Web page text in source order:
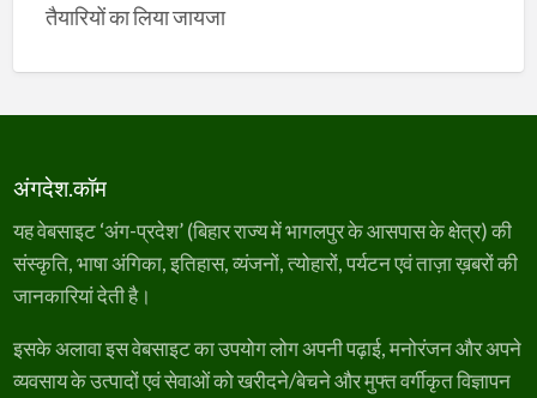
तैयारियों का लिया जायजा
अंगदेश.कॉम
यह वेबसाइट ‘अंग-प्रदेश’ (बिहार राज्य में भागलपुर के आसपास के क्षेत्र) की
संस्कृति, भाषा अंगिका, इतिहास, व्यंजनों, त्योहारों, पर्यटन एवं ताज़ा ख़बरों की
जानकारियां देती है।
इसके अलावा इस वेबसाइट का उपयोग लोग अपनी पढ़ाई, मनोरंजन और अपने
व्यवसाय के उत्पादों एवं सेवाओं को खरीदने/बेचने और मुफ्त वर्गीकृत विज्ञापन